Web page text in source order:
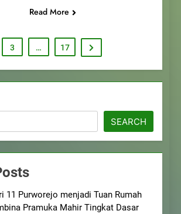
Read More
3 … 17
SEARCH
11 Purworejo menjadi Tuan Rumah
Pramuka Mahir Tingkat Dasar